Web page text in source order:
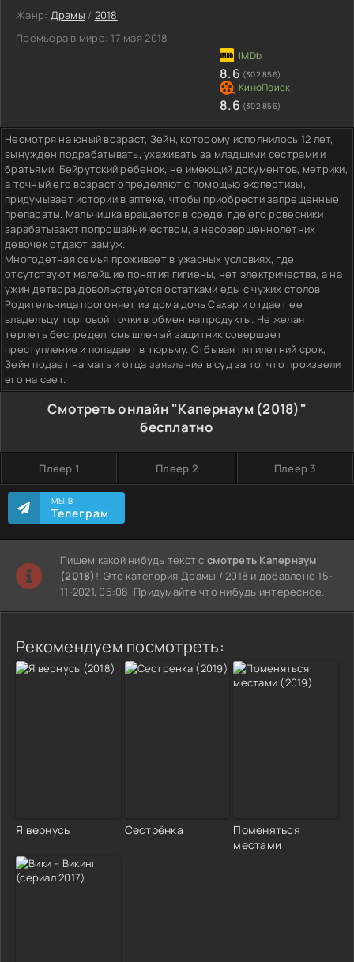
Жанр: Драмы / 2018
Премьера в мире: 17 мая 2018
8.6 (302 856)
8.6 (302 856)
Несмотря на юный возраст, Зейн, которому исполнилось 12 лет,
вынужден подрабатывать, ухаживать за младшими сестрами и
братьями. Бейрутский ребенок, не имеющий документов, метрики,
а точный его возраст определяют с помощью экспертизы,
придумывает истории в аптеке, чтобы приобрести запрещенные
препараты. Мальчишка вращается в среде, где его ровесники
зарабатывают попрошайничеством, а несовершеннолетних
девочек отдают замуж.
Многодетная семья проживает в ужасных условиях, где
отсутствуют малейшие понятия гигиены, нет электричества, а на
ужин детвора довольствуется остатками еды с чужих столов.
Родительница прогоняет из дома дочь Сахар и отдает ее
владельцу торговой точки в обмен на продукты. Не желая
терпеть беспредел, смышленый защитник совершает
преступление и попадает в тюрьму. Отбывая пятилетний срок,
Зейн подает на мать и отца заявление в суд за то, что произвели
его на свет.
Смотреть онлайн "Капернаум (2018)"
бесплатно
Плеер 1 Плеер 2 Плеер 3
МЫ В
Телеграм
Пишем какой нибудь текст ссмотреть Капернаум
(2018) !. Это категория Драмы / 2018 и добавлено 15-
11-2021, 05:08. Придумайте что нибудь интересное.
Рекомендуем посмотреть:
Я вернусь Сестрёнка
Поменяться
местами